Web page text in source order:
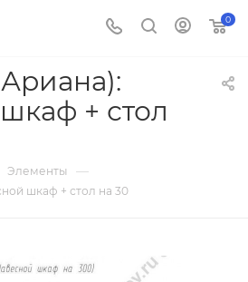
0
+ стол
Элементы —
шкаф + стол на 30